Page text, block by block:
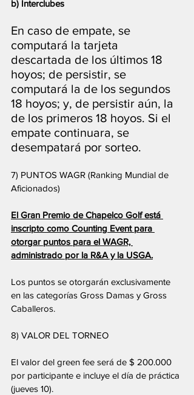
b) Interclubes
En caso de empate, se
computará la tarjeta
descartada de los últimos 18
hoyos; de persistir, se
computará la de los segundos
18 hoyos; y, de persistir aún, la
de los primeros 18 hoyos. Si el
empate continuara, se
desempatará por sorteo.
7) PUNTOS WAGR (Ranking Mundial de
Aficionados)
El Gran Premio de Chapelco Golf está
inscripto como Counting Event para
otorgar puntos para el WAGR,
administrado por la R&A y la USGA.
Los puntos se otorgarán exclusivamente
en las categorías Gross Damas y Gross
Caballeros.
8) VALOR DEL TORNEO
El valor del green fee será de $ 200.000
por participante e incluye el día de práctica
(jueves 10).